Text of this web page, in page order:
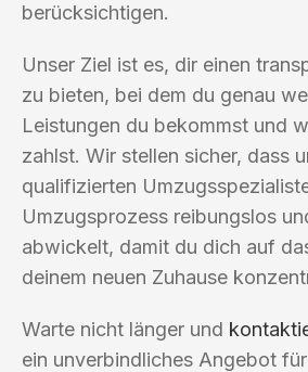
berücksichtigen.
Unser Ziel ist es, dir einen
zu bieten, bei dem du genau
Leistungen du bekommst und
zahlst. Wir stellen sicher, dass
qualifizierten
Umzugsprozess reibungslos
abwickelt, damit du dich auf
deinem neuen Zuhause
Warte nicht länger und
ein unverbindliches Angebot